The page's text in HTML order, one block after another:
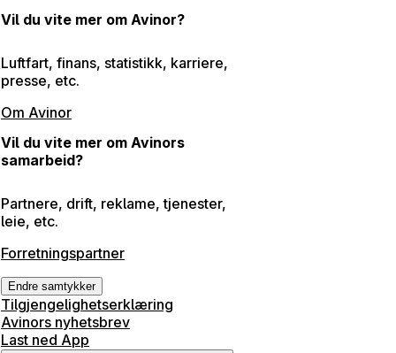
Vil du vite mer om Avinor?
Luftfart, finans, statistikk, karriere,
presse, etc.
Om Avinor
Vil du vite mer om Avinors
samarbeid?
Partnere, drift, reklame, tjenester,
leie, etc.
Forretningspartner
Endre samtykker
Tilgjengelighetserklæring
Avinors nyhetsbrev
Last ned App